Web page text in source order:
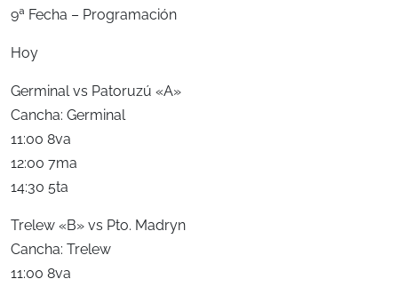
9ª Fecha – Programación
Hoy
Germinal vs Patoruzú «A»
Cancha: Germinal
11:00 8va
12:00 7ma
14:30 5ta
Trelew «B» vs Pto. Madryn
Cancha: Trelew
11:00 8va